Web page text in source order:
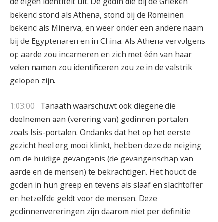
bekend stond als Athena, stond bij de Romeinen
bekend als Minerva, en weer onder een andere naam
bij de Egyptenaren en in China. Als Athena vervolgens
op aarde zou incarneren en zich met één van haar
velen namen zou identificeren zou ze in de valstrik
gelopen zijn.
1:03:00
Tanaath waarschuwt ook diegene die
deelnemen aan (verering van) godinnen portalen
zoals Isis-portalen. Ondanks dat het op het eerste
gezicht heel erg mooi klinkt, hebben deze de neiging
om de huidige gevangenis (de gevangenschap van
aarde en de mensen) te bekrachtigen. Het houdt de
goden in hun greep en tevens als slaaf en slachtoffer
en hetzelfde geldt voor de mensen. Deze
godinnenvereringen zijn daarom niet per definitie